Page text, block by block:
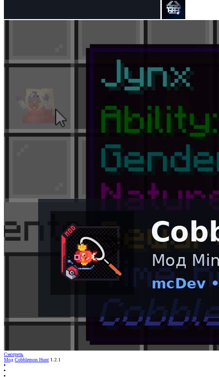
Смотреть
Мод Cobblemon Hunt 1.2.1